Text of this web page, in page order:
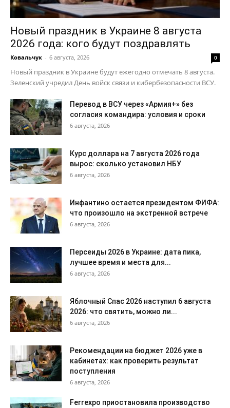
Новый праздник в Украине 8 августа
2026 года: кого будут поздравлять
Ковальчук - 6 августа, 2026 0
Новый праздник в Украине будут ежегодно отмечать 8 августа.
Зеленский учредил День войск связи и кибербезопасности ВСУ.
Перевод в ВСУ через «Армия+» без
согласия командира: условия и сроки
6 августа, 2026
Курс доллара на 7 августа 2026 года
вырос: сколько установил НБУ
6 августа, 2026
Инфантино остается президентом ФИФА:
что произошло на экстренной встрече
6 августа, 2026
Персеиды 2026 в Украине: дата пика,
лучшее время и места для...
6 августа, 2026
Яблочный Спас 2026 наступил 6 августа
2026: что святить, можно ли...
6 августа, 2026
Рекомендации на бюджет 2026 уже в
кабинетах: как проверить результат
поступления
6 августа, 2026
Ferrexpo приостановила производство